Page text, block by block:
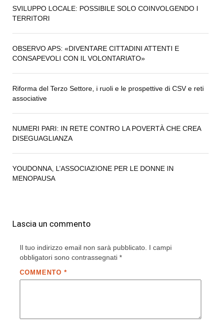
SVILUPPO LOCALE: POSSIBILE SOLO COINVOLGENDO I
TERRITORI
OBSERVO APS: «DIVENTARE CITTADINI ATTENTI E
CONSAPEVOLI CON IL VOLONTARIATO»
Riforma del Terzo Settore, i ruoli e le prospettive di CSV e reti
associative
NUMERI PARI: IN RETE CONTRO LA POVERTÀ CHE CREA
DISEGUAGLIANZA
YOUDONNA, L’ASSOCIAZIONE PER LE DONNE IN
MENOPAUSA
Lascia un commento
Il tuo indirizzo email non sarà pubblicato. I campi
obbligatori sono contrassegnati *
COMMENTO *